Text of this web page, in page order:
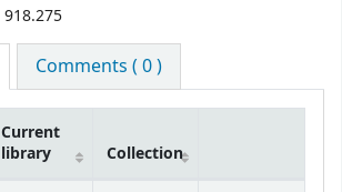
918.275
Comments ( 0 )
Current
library
Collection